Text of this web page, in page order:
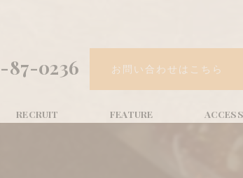
87-0236 お問い合わせはこちら